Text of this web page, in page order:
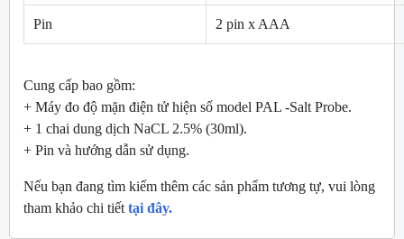
Pin 2 pin x AAA
Cung cấp bao gồm:
+ Máy đo độ mặn điện tử hiện số model PAL -Salt Probe.
+ 1 chai dung dịch NaCL 2.5% (30ml).
+ Pin và hướng dẫn sử dụng.
Nếu bạn đang tìm kiếm thêm các sản phẩm tương tự, vui lòng
tham khảo chi tiết tại đây.